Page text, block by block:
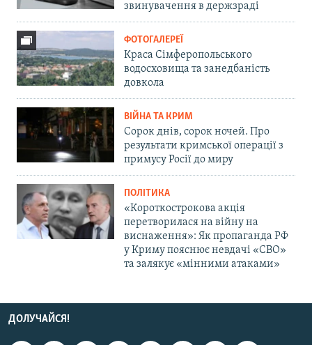
звинувачення в держзраді
ФОТОГАЛЕРЕЇ
Краса Сімферопольського
водосховища та занедбаність
довкола
ВІЙНА ТА КРИМ
Сорок днів, сорок ночей. Про
результати кримської операції з
примусу Росії до миру
ПОЛІТИКА
«Короткострокова акція
перетворилася на війну на
виснаження»: Як пропаганда РФ
у Криму пояснює невдачі «СВО»
та залякує «мінними атаками»
ДОЛУЧАЙСЯ!